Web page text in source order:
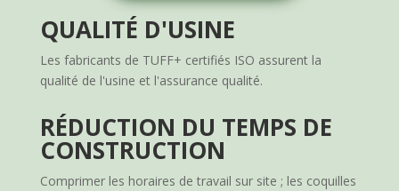
QUALITÉ D'USINE
Les fabricants de TUFF+ certifiés ISO assurent la
qualité de l'usine et l'assurance qualité.
RÉDUCTION DU TEMPS DE
CONSTRUCTION
Comprimer les horaires de travail sur site ; les coquilles